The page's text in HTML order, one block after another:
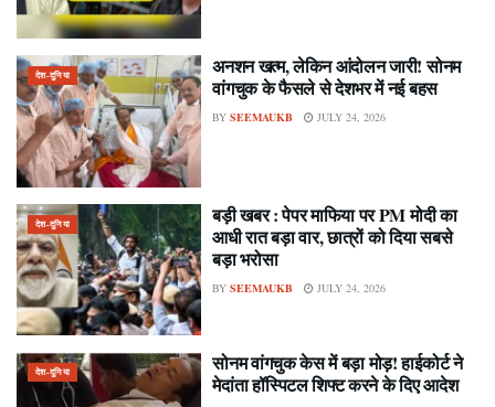
देश-दुनिया
अनशन खत्म, लेकिन आंदोलन जारी! सोनम
वांगचुक के फैसले से देशभर में नई बहस
BY SEEMAUKB JULY 24, 2026
देश-दुनिया
बड़ी खबर : पेपर माफिया पर PM मोदी का
आधी रात बड़ा वार, छात्रों को दिया सबसे
बड़ा भरोसा
BY SEEMAUKB JULY 24, 2026
देश-दुनिया
सोनम वांगचुक केस में बड़ा मोड़! हाईकोर्ट ने
मेदांता हॉस्पिटल शिफ्ट करने के दिए आदेश